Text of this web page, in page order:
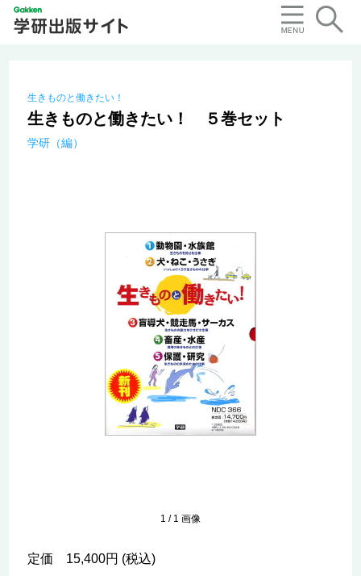
生きものと働きたい！
生きものと働きたい！ ５巻セット
学研（編）
1 / 1 画像
定価 15,400円 (税込)